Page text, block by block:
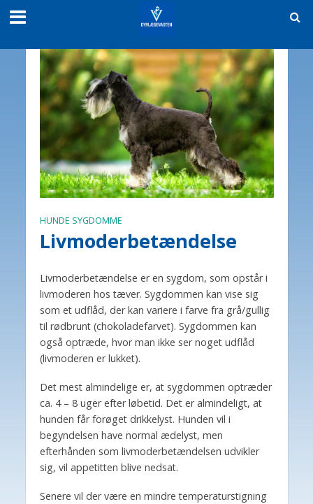
HUNDE SYGDOMME
Livmoderbetændelse
Livmoderbetændelse er en sygdom, som opstår i
livmoderen hos tæver. Sygdommen kan vise sig
som et udflåd, der kan variere i farve fra grå/gullig
til rødbrunt (chokoladefarvet). Sygdommen kan
også optræde, hvor man ikke ser noget udflåd
(livmoderen er lukket).
Det mest almindelige er, at sygdommen optræder
ca. 4 – 8 uger efter løbetid. Det er almindeligt, at
hunden får forøget drikkelyst. Hunden vil i
begyndelsen have normal ædelyst, men
efterhånden som livmoderbetændelsen udvikler
sig, vil appetitten blive nedsat.
Senere vil der være en mindre temperaturstigning